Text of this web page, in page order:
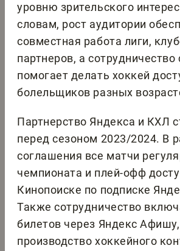
уровню зрительского
словам, рост аудитории
совместная работа лиги,
партнеров, а
помогает делать хоккей
болельщиков разных
Партнерство Яндекса и КХЛ
перед сезоном 2023/2024. В
соглашения все матчи
чемпионата и плей-офф
Кинопоиске по подписке
Также сотрудничество
билетов через Яндекс Афишу,
производство хоккейного